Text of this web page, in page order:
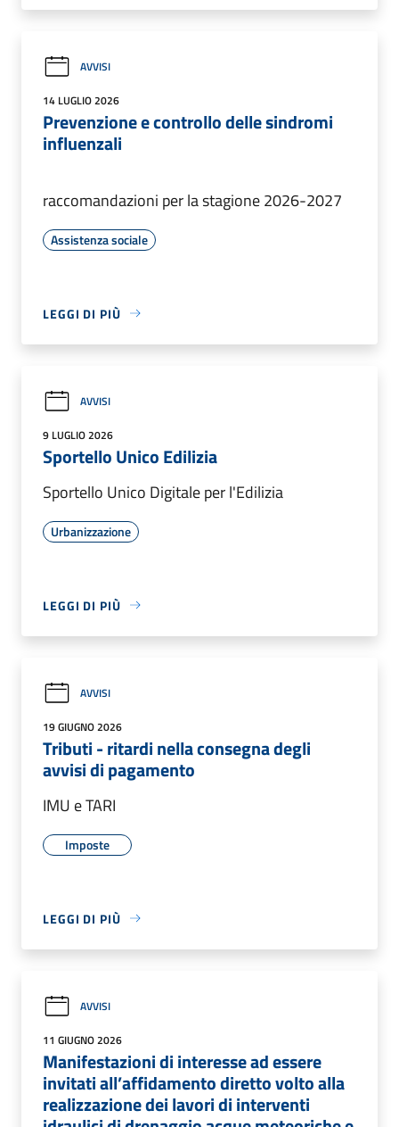
AVVISI
14 LUGLIO 2026
Prevenzione e controllo delle sindromi
influenzali
raccomandazioni per la stagione 2026-2027
Assistenza sociale
LEGGI DI PIÙ
AVVISI
9 LUGLIO 2026
Sportello Unico Edilizia
Sportello Unico Digitale per l'Edilizia
Urbanizzazione
LEGGI DI PIÙ
AVVISI
19 GIUGNO 2026
Tributi - ritardi nella consegna degli
avvisi di pagamento
IMU e TARI
Imposte
LEGGI DI PIÙ
AVVISI
11 GIUGNO 2026
Manifestazioni di interesse ad essere
invitati all’affidamento diretto volto alla
realizzazione dei lavori di interventi